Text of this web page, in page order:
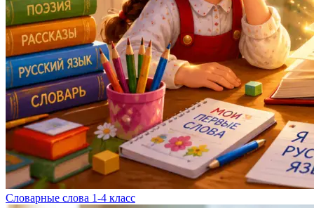
Словарные слова 1-4 класс